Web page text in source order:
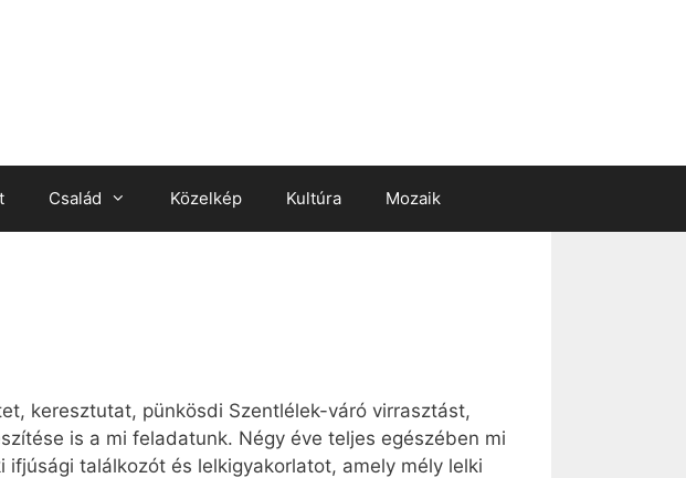
Család Közelkép Kultúra Mozaik
keresztutat, pünkösdi Szentlélek-váró virrasztást,
is a mi feladatunk. Négy éve teljes egészében mi
találkozót és lelkigyakorlatot, amely mély lelki